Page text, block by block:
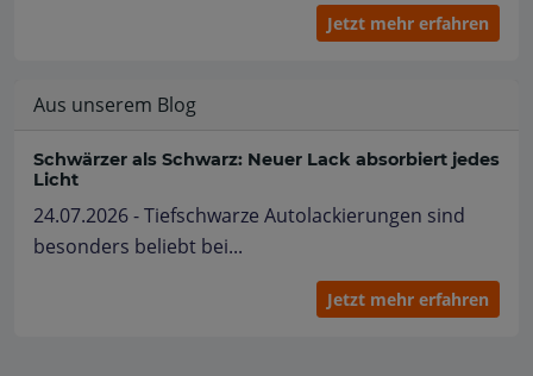
Jetzt mehr erfahren
Aus unserem Blog
Schwärzer als Schwarz: Neuer Lack absorbiert jedes
Licht
24.07.2026 - Tiefschwarze Autolackierungen sind
besonders beliebt bei...
Jetzt mehr erfahren